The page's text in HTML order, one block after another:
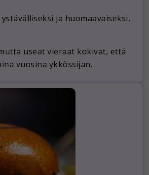
ja huomaavaiseksi,
useat vieraat kokivat, että
vuosina ykkössijan.